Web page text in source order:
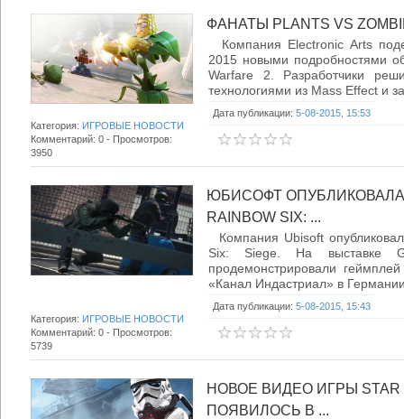
ФАНАТЫ PLANTS VS
Компания Electronic Arts
2015 новыми подробностями
Warfare 2. Разработчики
технологиями из Mass Effect и
Дата публикации: 5-08-2015, 15:53
Категория: ИГРОВЫЕ НОВОСТИ
Комментарий: 0 - Просмотров:
3950
ЮБИСОФТ
RAINBOW SIX: ...
Компания Ubisoft
Six: Siege. На выставке
продемонстрировали
«Канал Индастриал» в
Дата публикации: 5-08-2015, 15:43
Категория: ИГРОВЫЕ НОВОСТИ
Комментарий: 0 - Просмотров:
5739
НОВОЕ ВИДЕО ИГРЫ STAR
ПОЯВИЛОСЬ В ...